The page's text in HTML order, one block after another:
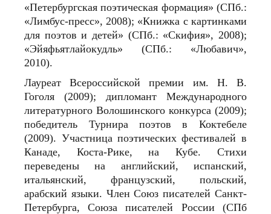
«Петербургская поэтическая формация» (СПб.:
«Лимбус-пресс», 2008); «Книжка с картинками
для поэтов и детей» (СПб.: «Скифия», 2008);
«Эйяфьятлайокудль» (СПб.: «Любавич»,
2010).
Лауреат Всероссийской премии им. Н. В.
Гоголя (2009); дипломант Международного
литературного Волошинского конкурса (2009);
победитель Турнира поэтов в Коктебеле
(2009). Участница поэтических фестивалей в
Канаде, Коста-Рике, на Кубе. Стихи
переведены на английский, испанский,
итальянский, французский, польский,
арабский языки. Член Союз писателей Санкт-
Петербурга, Союза писателей России (СПб